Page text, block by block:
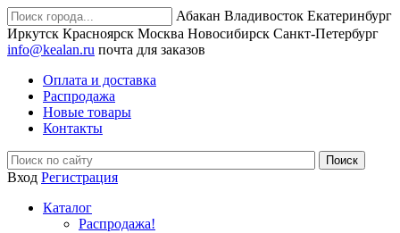
Абакан Владивосток Екатеринбург
Иркутск Красноярск Москва Новосибирск Санкт-Петербург
info@kealan.ru почта для заказов
Оплата и доставка
Распродажа
Новые товары
Контакты
Вход Регистрация
Каталог
Распродажа!